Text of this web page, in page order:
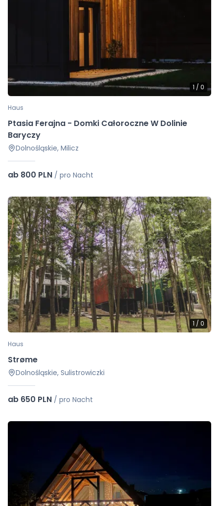
1 / 0
Haus
Ptasia Ferajna - Domki Całoroczne W Dolinie
Baryczy
Dolnośląskie, Milicz
ab 800 PLN / pro Nacht
1 / 0
Haus
Strøme
Dolnośląskie, Sulistrowiczki
ab 650 PLN / pro Nacht